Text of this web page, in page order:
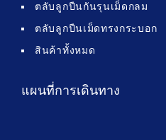
ตลับลูกปืนกันรุนเม็ดกลม
ตลับลูกปืนเม็ดทรงกระบอก
สินค้าทั้งหมด
แผนที่การเดินทาง